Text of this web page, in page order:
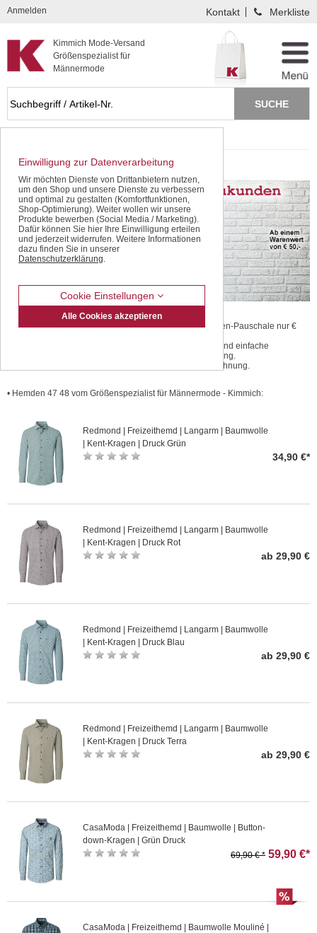
Kompletten Head der Seite überspringen
Kimmich Mode-Versand
Größenspezialist für
Männermode
Anmelden Kontakt Merkliste
Hemden 47 48
Geprüfte Qualität zu günstigen
Versandkosten-Pauschale nur €
Kostenlose und einfache
Retoursendung.
Kauf auf Rechnung.
• Hemden 47 48 vom Größenspezialist für Männermode - Kimmich:
Redmond | Freizeithemd | Langarm | Baumwolle
| Kent-Kragen | Druck Grün
34,90 €*
Redmond | Freizeithemd | Langarm | Baumwolle
| Kent-Kragen | Druck Rot
ab 29,90 €
Redmond | Freizeithemd | Langarm | Baumwolle
| Kent-Kragen | Druck Blau
ab 29,90 €
Redmond | Freizeithemd | Langarm | Baumwolle
| Kent-Kragen | Druck Terra
ab 29,90 €
CasaModa | Freizeithemd | Baumwolle | Button-
down-Kragen | Grün Druck
69,90 € * 59,90 €*
CasaModa | Freizeithemd | Baumwolle Mouliné |
Einwilligung zur Datenverarbeitung
Wir möchten Dienste von Drittanbietern nutzen,
um den Shop und unsere Dienste zu verbessern
und optimal zu gestalten (Komfortfunktionen,
Shop-Optimierung). Weiter wollen wir unsere
Produkte bewerben (Social Media / Marketing).
Dafür können Sie hier Ihre Einwilligung erteilen
und jederzeit widerrufen. Weitere Informationen
dazu finden Sie in unserer
Datenschutzerklärung.
Cookie Einstellungen
Alle Cookies akzeptieren